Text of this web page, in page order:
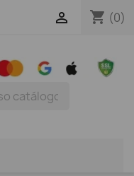
shopping_cart (0)
